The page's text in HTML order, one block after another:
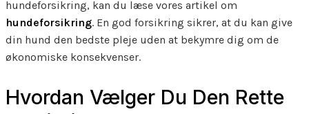
hundeforsikring, kan du læse vores artikel om
hundeforsikring. En god forsikring sikrer, at du kan give
din hund den bedste pleje uden at bekymre dig om de
økonomiske konsekvenser.
Hvordan Vælger Du Den Rette